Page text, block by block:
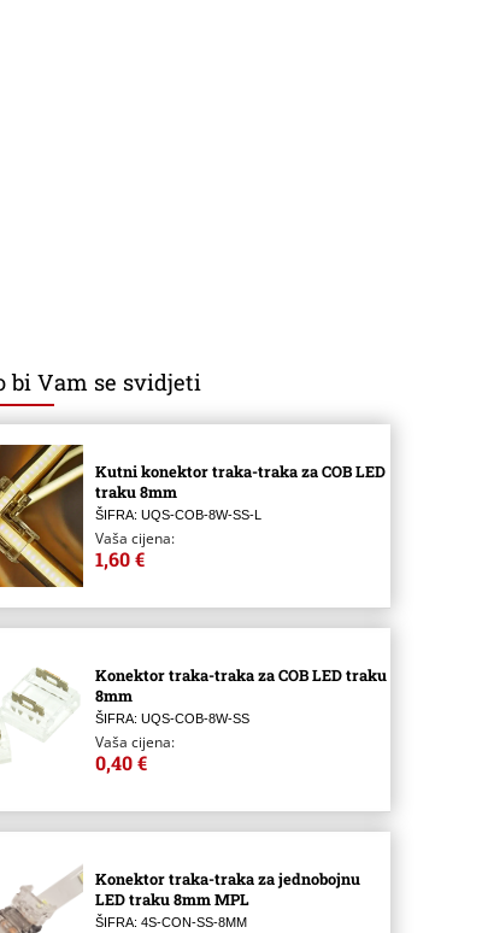
bi Vam se svidjeti
Kutni konektor traka-traka za COB LED
traku 8mm
ŠIFRA: UQS-COB-8W-SS-L
Vaša cijena:
1,60 €
Konektor traka-traka za COB LED traku
8mm
ŠIFRA: UQS-COB-8W-SS
Vaša cijena:
0,40 €
Konektor traka-traka za jednobojnu
LED traku 8mm MPL
ŠIFRA: 4S-CON-SS-8MM